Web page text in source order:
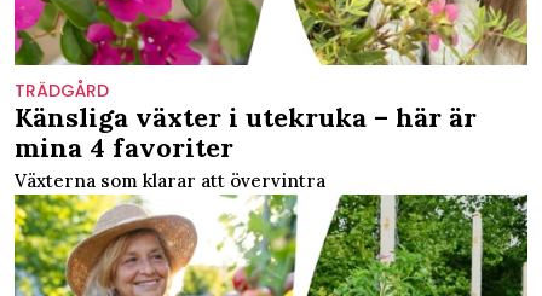
TRÄDGÅRD
Känsliga växter i utekruka – här är
mina 4 favoriter
Växterna som klarar att övervintra